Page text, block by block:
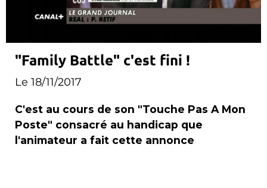
"Family Battle" c'est fini !
Le 18/11/2017
C'est au cours de son "Touche Pas A Mon
Poste" consacré au handicap que
l'animateur a fait cette annonce